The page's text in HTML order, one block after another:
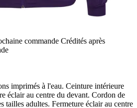
commande Crédités après
imprimés à l'eau. Ceinture intérieure
éclair au centre du devant. Cordon de
tailles adultes. Fermeture éclair au centre